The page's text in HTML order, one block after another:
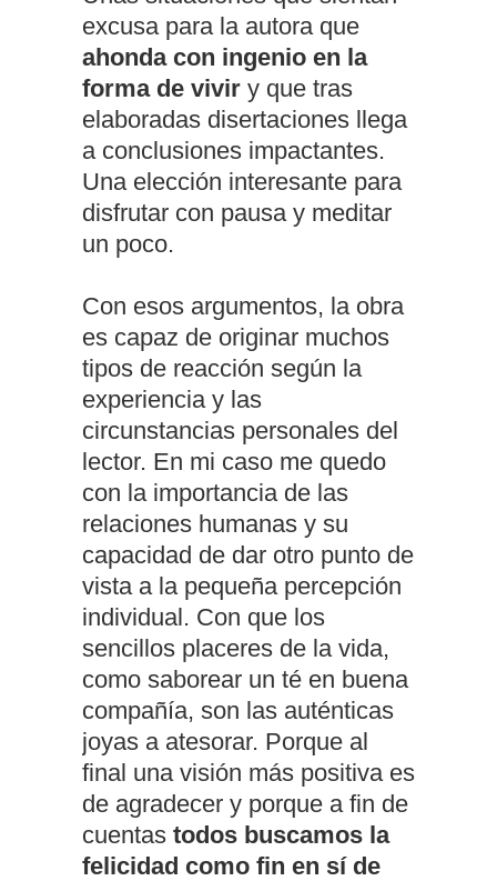
excusa para la autora que
ahonda con ingenio en la
forma de vivir y que tras
elaboradas disertaciones llega
a conclusiones impactantes.
Una elección interesante para
disfrutar con pausa y meditar
un poco.
Con esos argumentos, la obra
es capaz de originar muchos
tipos de reacción según la
experiencia y las
circunstancias personales del
lector. En mi caso me quedo
con la importancia de las
relaciones humanas y su
capacidad de dar otro punto de
vista a la pequeña percepción
individual. Con que los
sencillos placeres de la vida,
como saborear un té en buena
compañía, son las auténticas
joyas a atesorar. Porque al
final una visión más positiva es
de agradecer y porque a fin de
cuentas todos buscamos la
felicidad como fin en sí de